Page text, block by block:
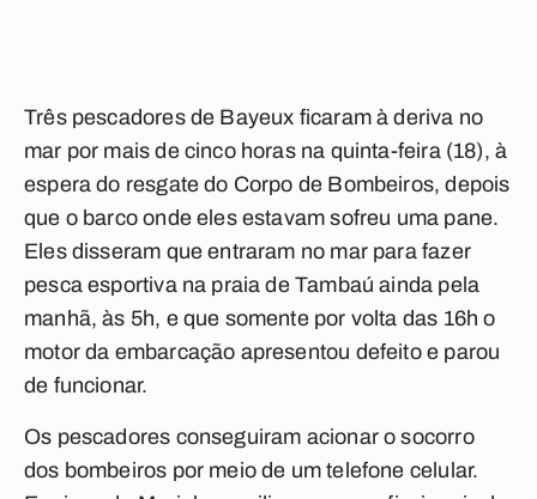
Três pescadores de Bayeux ficaram à deriva no
mar por mais de cinco horas na quinta-feira (18), à
espera do resgate do Corpo de Bombeiros, depois
que o barco onde eles estavam sofreu uma pane.
Eles disseram que entraram no mar para fazer
pesca esportiva na praia de Tambaú ainda pela
manhã, às 5h, e que somente por volta das 16h o
motor da embarcação apresentou defeito e parou
de funcionar.
Os pescadores conseguiram acionar o socorro
dos bombeiros por meio de um telefone celular.